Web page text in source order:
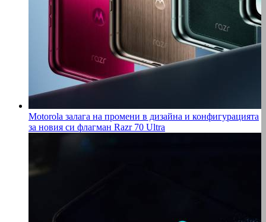
Motorola залага на промени в дизайна и конфигурацията
за новия си флагман Razr 70 Ultra